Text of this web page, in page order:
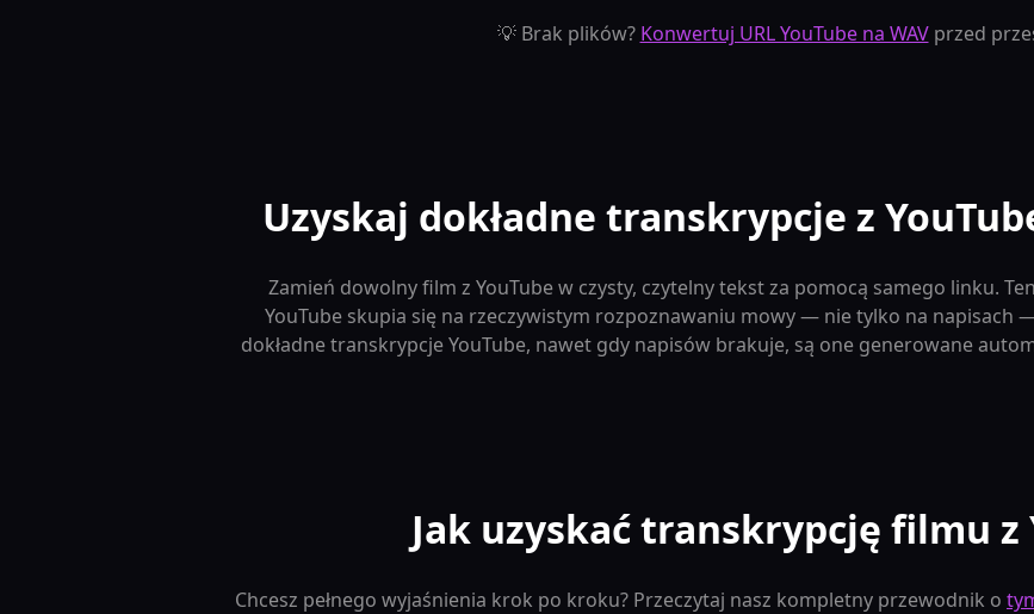
💡 Brak plików? Konwertuj URL YouTube na WAVprzed
Uzyskaj dokładne transkrypcje z
Zamień dowolny film z YouTube w czysty, czytelny tekst za pomocą samego linku.
YouTube skupia się na rzeczywistym rozpoznawaniu mowy — nie tylko na napisach
dokładne transkrypcje YouTube, nawet gdy napisów brakuje, są one generowane
Jak uzyskać transkrypcję filmu z
Chcesz pełnego wyjaśnienia krok po kroku? Przeczytaj nasz kompletny przewodnik o